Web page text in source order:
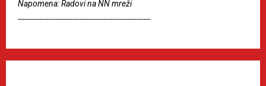
Napomena: Radovi na NN mreži
--------------------------------------------------------